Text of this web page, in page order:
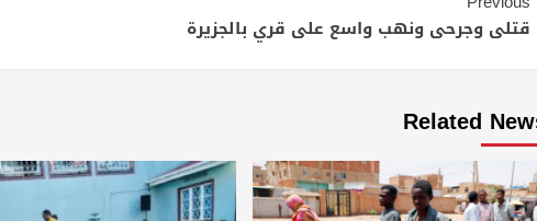
Reading
قتلى وجرحى ونهب واسع على قري بالجزيرة
Related